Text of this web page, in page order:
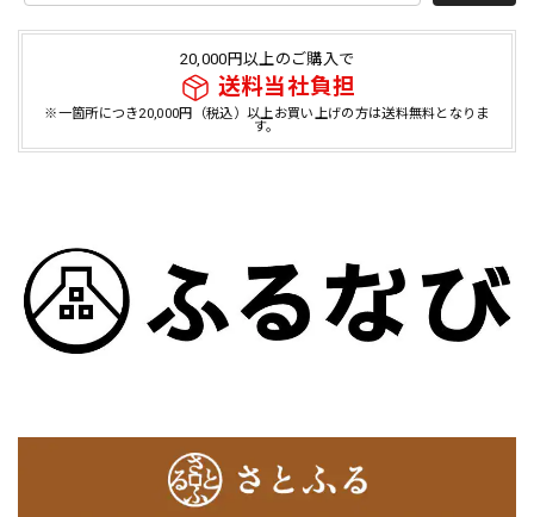
20,000円以上のご購入で
送料当社負担
※一箇所につき20,000円（税込）以上お買い上げの方は送料無料となりま
す。